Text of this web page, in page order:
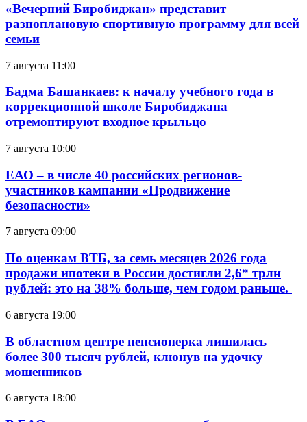
«Вечерний Биробиджан» представит
разноплановую спортивную программу для всей
семьи
7 августа 11:00
Бадма Башанкаев: к началу учебного года в
коррекционной школе Биробиджана
отремонтируют входное крыльцо
7 августа 10:00
ЕАО – в числе 40 российских регионов-
участников кампании «Продвижение
безопасности»
7 августа 09:00
По оценкам ВТБ, за семь месяцев 2026 года
продажи ипотеки в России достигли 2,6* трлн
рублей: это на 38% больше, чем годом раньше.
6 августа 19:00
В областном центре пенсионерка лишилась
более 300 тысяч рублей, клюнув на удочку
мошенников
6 августа 18:00